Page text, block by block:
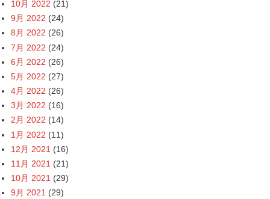
10月 2022 (21)
9月 2022 (24)
8月 2022 (26)
7月 2022 (24)
6月 2022 (26)
5月 2022 (27)
4月 2022 (26)
3月 2022 (16)
2月 2022 (14)
1月 2022 (11)
12月 2021 (16)
11月 2021 (21)
10月 2021 (29)
9月 2021 (29)